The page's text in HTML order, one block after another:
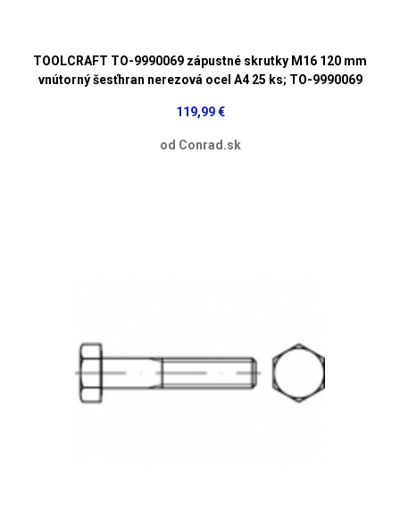
TOOLCRAFT TO-9990069 zápustné skrutky M16 120 mm
vnútorný šesťhran nerezová ocel A4 25 ks; TO-9990069
119,99 €
od Conrad.sk